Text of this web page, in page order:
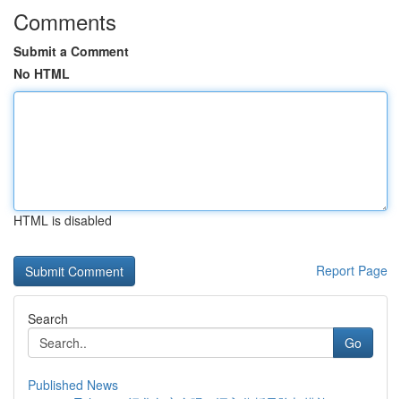
Comments
Submit a Comment
No HTML
HTML is disabled
Report Page
Search
Go
Published News